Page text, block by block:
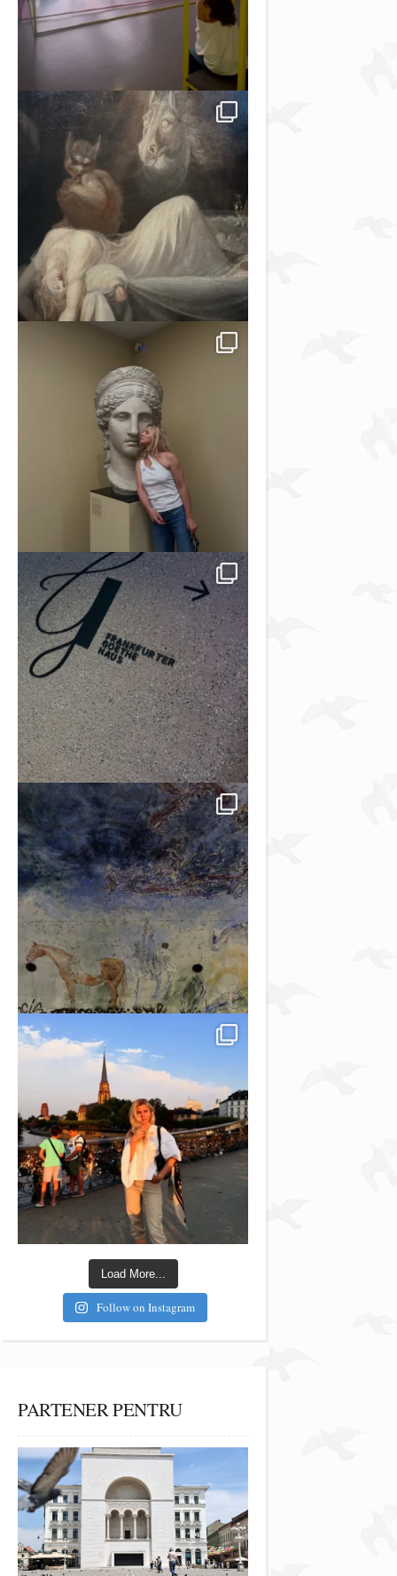
Load More...
Follow on Instagram
PARTENER PENTRU